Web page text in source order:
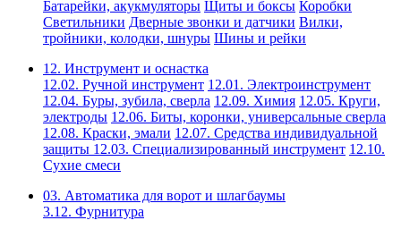
Батарейки, акукмуляторы Щиты и боксы Коробки
Светильники Дверные звонки и датчики Вилки,
тройники, колодки, шнуры Шины и рейки
12. Инструмент и оснастка
12.02. Ручной инструмент 12.01. Электроинструмент
12.04. Буры, зубила, сверла 12.09. Химия 12.05. Круги,
электроды 12.06. Биты, коронки, универсальные сверла
12.08. Краски, эмали 12.07. Средства индивидуальной
защиты 12.03. Специализированный инструмент 12.10.
Сухие смеси
03. Автоматика для ворот и шлагбаумы
3.12. Фурнитура